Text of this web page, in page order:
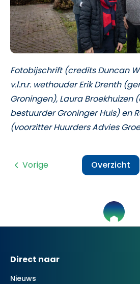
Fotobijschrift (credits Duncan
v.l.n.r. wethouder Erik Drenth
Groningen), Laura Broekhuizen
bestuurder Groninger Huis) en
(voorzitter Huurders Advies
Overzicht
Vorige
Direct naar
Nieuws